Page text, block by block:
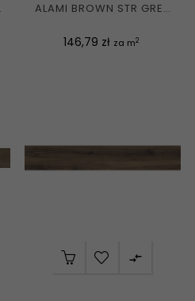
ALAMI BROWN STR GRES
Cena
146,79 zł za m2
